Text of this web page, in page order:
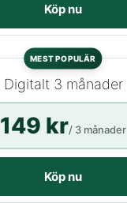
Köp nu
MEST POPULÄR
Digitalt 3 månader
149 kr/ 3 månader
Köp nu